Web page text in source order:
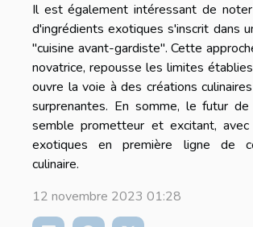
Il est également intéressant de
d'ingrédients exotiques s'inscrit dans
"cuisine avant-gardiste". Cette
novatrice, repousse les limites
ouvre la voie à des créations
surprenantes. En somme, le futur
semble prometteur et excitant,
exotiques en première ligne de
culinaire.
12 novembre 2023 01:28